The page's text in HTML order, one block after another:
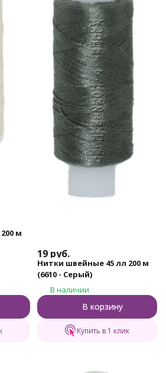
м
19 руб.
Нитки швейные 45 лл 200 м
(6610 - Серый)
В наличии
В корзину
Купить в 1 клик